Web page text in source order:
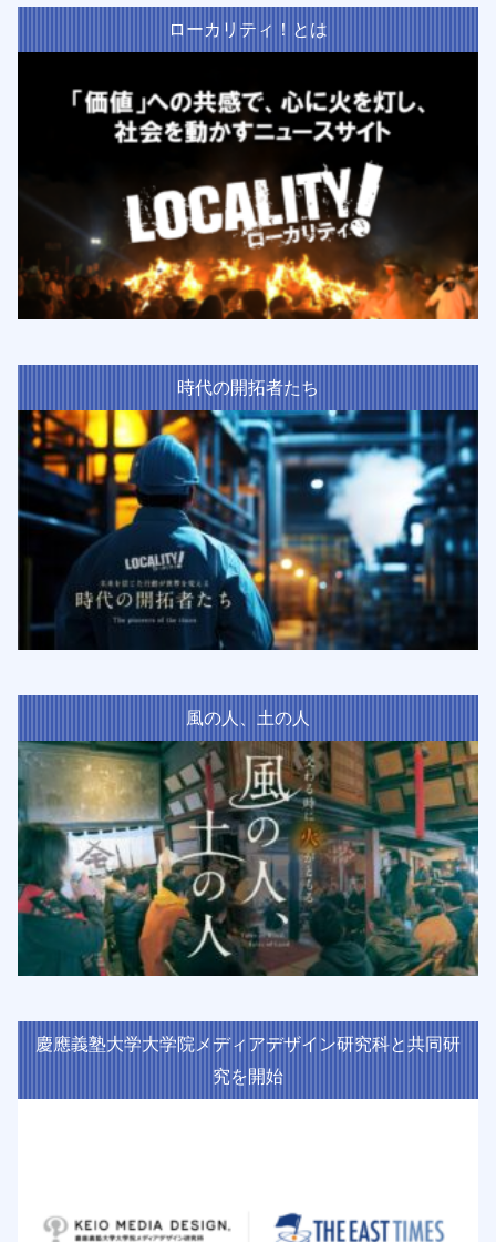
ローカリティ！とは
時代の開拓者たち
風の人、土の人
慶應義塾大学大学院メディアデザイン研究科と共同研
究を開始